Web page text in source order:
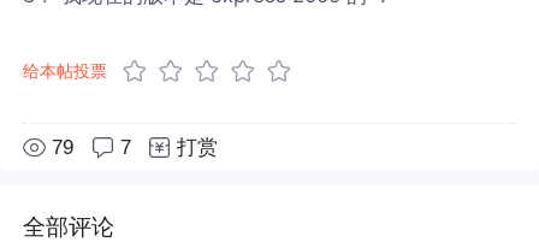
给本帖投票
79 7 打赏
全部评论